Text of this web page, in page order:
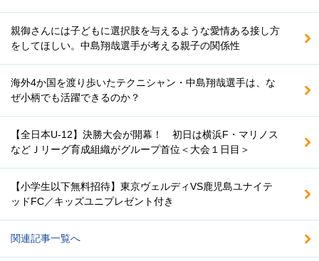
親御さんには子どもに選択肢を与えるような愛情ある接し方
をしてほしい。中島翔哉選手が考える親子の関係性
海外4か国を渡り歩いたテクニシャン・中島翔哉選手は、な
ぜ小柄でも活躍できるのか？
【全日本U-12】決勝大会が開幕！ 初日は横浜F・マリノス
などＪリーグ育成組織がグループ首位＜大会１日目＞
【小学生以下無料招待】東京ヴェルディVS鹿児島ユナイテ
ッドFC／キッズユニプレゼント付き
関連記事一覧へ